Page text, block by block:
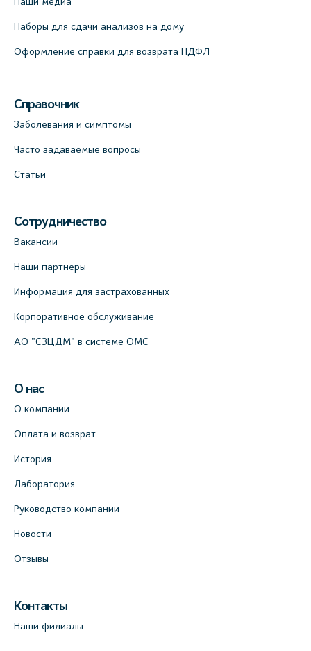
Наборы для сдачи анализов на дому
Оформление справки для возврата НДФЛ
Справочник
Заболевания и симптомы
Часто задаваемые вопросы
Статьи
Сотрудничество
Вакансии
Наши партнеры
Информация для застрахованных
Корпоративное обслуживание
АО "СЗЦДМ" в системе ОМС
О нас
О компании
Оплата и возврат
История
Лаборатория
Руководство компании
Новости
Отзывы
Контакты
Наши филиалы